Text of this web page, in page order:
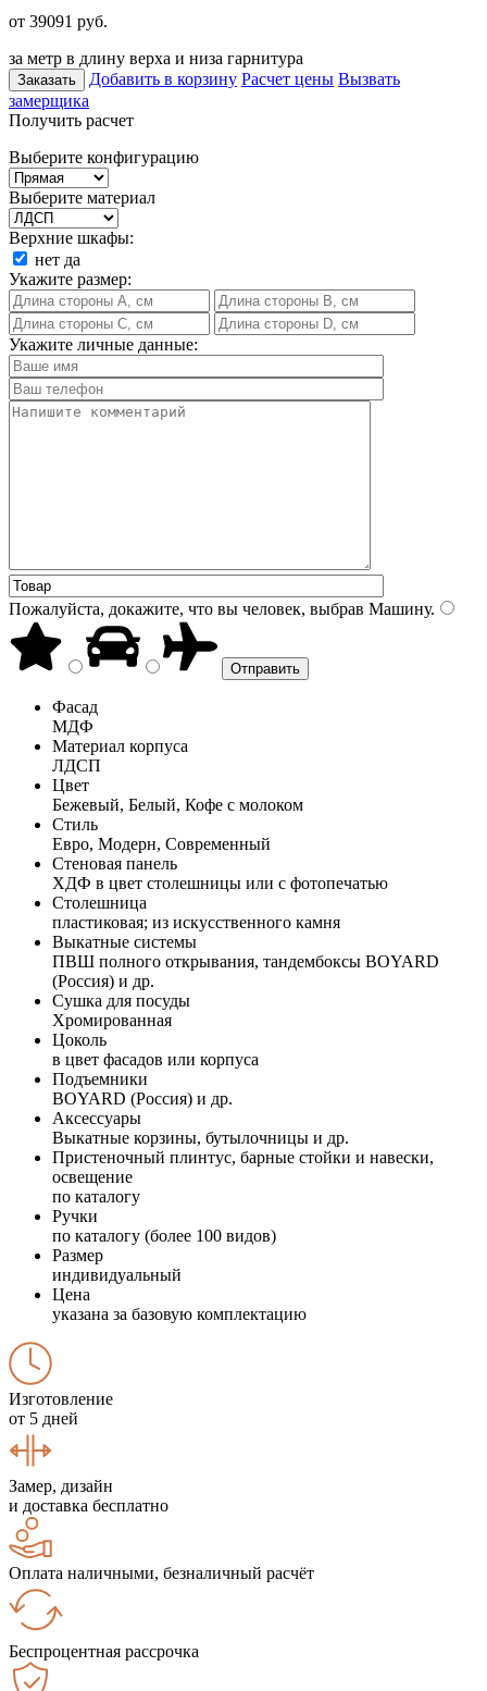
от 39091 руб.
за метр в длину верха и низа гарнитура
Заказать Добавить в корзину Расчет цены Вызвать
замерщика
Получить расчет
Выберите конфигурацию
Выберите материал
Верхние шкафы:
нет да
Укажите размер:
Укажите личные данные:
Пожалуйста, докажите, что вы человек, выбрав Машину.
Фасад
МДФ
Материал корпуса
ЛДСП
Цвет
Бежевый, Белый, Кофе с молоком
Стиль
Евро, Модерн, Современный
Стеновая панель
ХДФ в цвет столешницы или с фотопечатью
Столешница
пластиковая; из искусственного камня
Выкатные системы
ПВШ полного открывания, тандембоксы BOYARD
(Россия) и др.
Сушка для посуды
Хромированная
Цоколь
в цвет фасадов или корпуса
Подъемники
BOYARD (Россия) и др.
Аксессуары
Выкатные корзины, бутылочницы и др.
Пристеночный плинтус, барные стойки и навески,
освещение
по каталогу
Ручки
по каталогу (более 100 видов)
Размер
индивидуальный
Цена
указана за базовую комплектацию
Изготовление
от 5 дней
Замер, дизайн
и доставка бесплатно
Оплата наличными, безналичный расчёт
Беспроцентная рассрочка